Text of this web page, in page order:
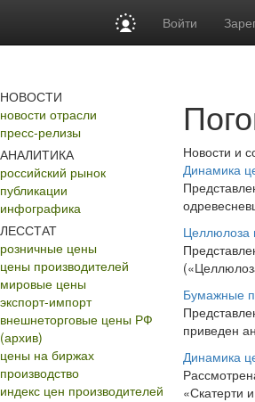
Войти
НОВОСТИ
новости отрасли
пресс-релизы
АНАЛИТИКА
российский рынок
публикации
инфографика
ЛЕССТАТ
розничные цены
цены производителей
мировые цены
экспорт-импорт
внешнеторговые цены РФ
(архив)
цены на биржах
производство
индекс цен производителей
Новости и
Динамика
Целлюлоза
Бумажные
приведен
Динамика
«Скатерти